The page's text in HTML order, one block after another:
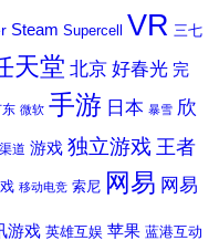
Steam Supercell VR 三七
天堂 北京 好春光 完
东 微软 手游 日本 暴雪 欣
渠道 游戏 独立游戏 王者
移动电竞 索尼 网易 网易
游戏 英雄互娱 苹果 蓝港互动